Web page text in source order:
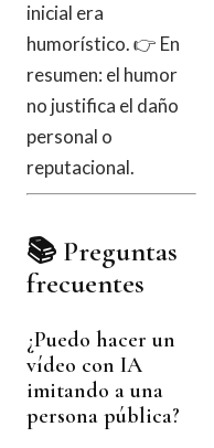
inicial era
humorístico. 👉 En
resumen: el humor
no justifica el daño
personal o
reputacional.
📚 Preguntas
frecuentes
¿Puedo hacer un
vídeo con IA
imitando a una
persona pública?